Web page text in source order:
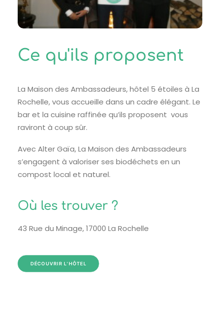
Ce qu'ils proposent
La Maison des Ambassadeurs, hôtel 5 étoiles à La
Rochelle, vous accueille dans un cadre élégant. Le
bar et la cuisine raffinée qu’ils proposent vous
raviront à coup sûr.
Avec Alter Gaïa, La Maison des Ambassadeurs
s’engagent à valoriser ses biodéchets en un
compost local et naturel.
Où les trouver ?
43 Rue du Minage, 17000 La Rochelle
DÉCOUVRIR L'HÔTEL